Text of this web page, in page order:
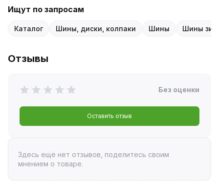
Ищут по запросам
Каталог Шины, диски, колпаки Шины Шины
Отзывы
Без оценки
Оставить отзыв
Здесь ещё нет отзывов, поделитесь своим
мнением о товаре.